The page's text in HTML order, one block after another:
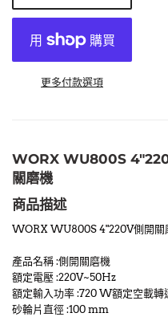
更多付款選項
WORX WU800S
關磨機
商品描述
WORX WU800S 4"220V側開關
產品名稱 :側開關磨機
額定電壓 :220V~50Hz
額定輸入功率 :720 W額定空載轉
砂輪片直徑 :100 mm